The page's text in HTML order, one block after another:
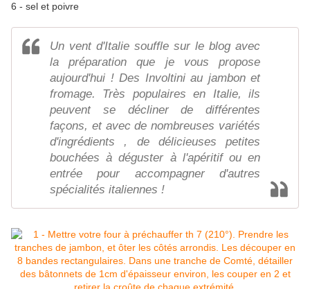
6 - sel et poivre
Un vent d'Italie souffle sur le blog avec
la préparation que je vous propose
aujourd'hui ! Des Involtini au jambon et
fromage. Très populaires en Italie, ils
peuvent se décliner de différentes
façons, et avec de nombreuses variétés
d'ingrédients , de délicieuses petites
bouchées à déguster à l'apéritif ou en
entrée pour accompagner d'autres
spécialités italiennes !